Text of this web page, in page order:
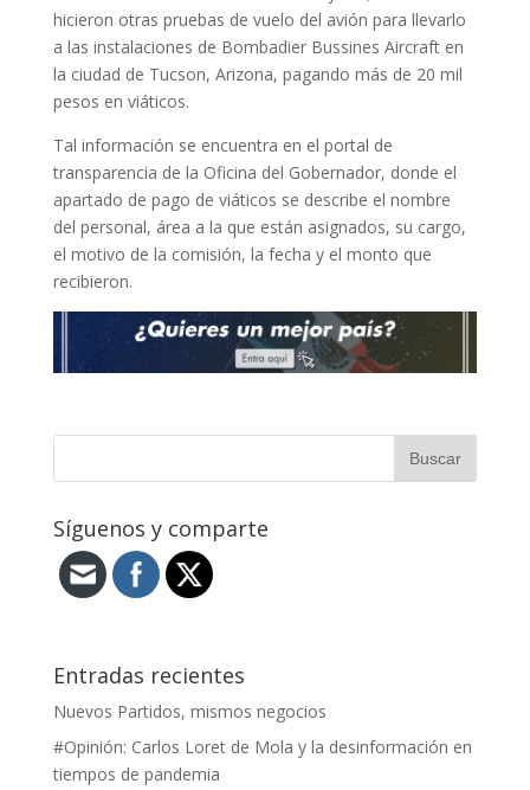
hicieron otras pruebas de vuelo del avión para llevarlo
a las instalaciones de Bombadier Bussines Aircraft en
la ciudad de Tucson, Arizona, pagando más de 20 mil
pesos en viáticos.
Tal información se encuentra en el portal de
transparencia de la Oficina del Gobernador, donde el
apartado de pago de viáticos se describe el nombre
del personal, área a la que están asignados, su cargo,
el motivo de la comisión, la fecha y el monto que
recibieron.
Síguenos y comparte
Entradas recientes
Nuevos Partidos, mismos negocios
#Opinión: Carlos Loret de Mola y la desinformación en
tiempos de pandemia